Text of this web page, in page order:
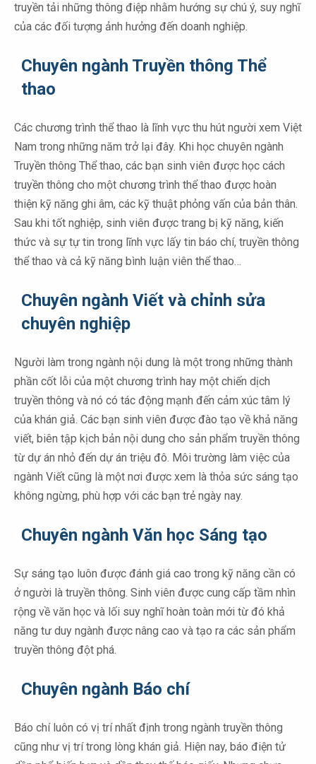
truyền tải những thông điệp nhằm hướng sự chú ý, suy nghĩ
của các đối tượng ảnh hưởng đến doanh nghiệp.
Chuyên ngành Truyền thông Thể
thao
Các chương trình thể thao là lĩnh vực thu hút người xem Việt
Nam trong những năm trở lại đây. Khi học chuyên ngành
Truyền thông Thể thao, các bạn sinh viên được học cách
truyền thông cho một chương trình thể thao được hoàn
thiện kỹ năng ghi âm, các kỹ thuật phỏng vấn của bản thân.
Sau khi tốt nghiệp, sinh viên được trang bị kỹ năng, kiến
thức và sự tự tin trong lĩnh vực lấy tin báo chí, truyền thông
thể thao và cả kỹ năng bình luận viên thể thao…
Chuyên ngành Viết và chỉnh sửa
chuyên nghiệp
Người làm trong ngành nội dung là một trong những thành
phần cốt lỗi của một chương trình hay một chiến dịch
truyền thông và nó có tác động mạnh đến cảm xúc tâm lý
của khán giả. Các bạn sinh viên được đào tạo về khả năng
viết, biên tập kịch bản nội dung cho sản phẩm truyền thông
từ dự án nhỏ đến dự án triệu đô. Môi trường làm việc của
ngành Viết cũng là một nơi được xem là thỏa sức sáng tạo
không ngừng, phù hợp với các bạn trẻ ngày nay.
Chuyên ngành Văn học Sáng tạo
Sự sáng tạo luôn được đánh giá cao trong kỹ năng cần có
ở người là truyền thông. Sinh viên được cung cấp tầm nhìn
rộng về văn học và lối suy nghĩ hoàn toàn mới từ đó khả
năng tư duy ngành được nâng cao và tạo ra các sản phẩm
truyền thông đột phá.
Chuyên ngành Báo chí
Báo chí luôn có vị trí nhất định trong ngành truyền thông
cũng như vị trí trong lòng khán giả. Hiện nay, báo điện tử